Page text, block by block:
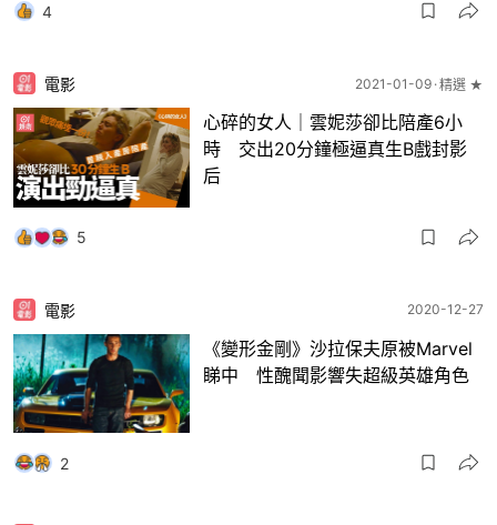
4
電影 2021-01-09 精選 ★
心碎的女人｜雲妮莎卻比陪產6小
時 交出20分鐘極逼真生B戲封影
后
5
電影 2020-12-27
《變形金剛》沙拉保夫原被Marvel
睇中 性醜聞影響失超級英雄角色
2